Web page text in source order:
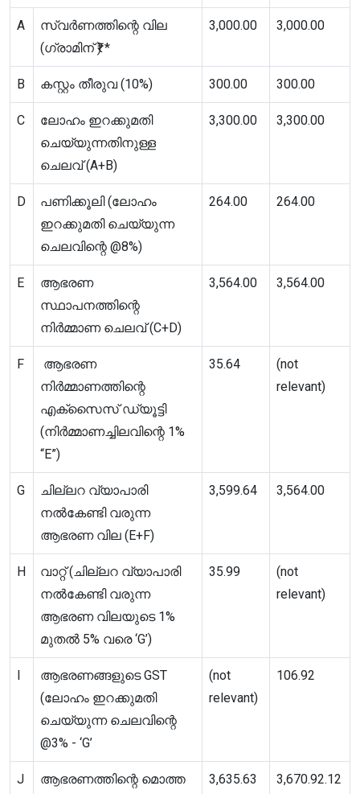
A
സ്വർണത്തിന്റെ വില
(ഗ്രാമിന് ₹) *
3,000.00 3,000.00
B കസ്റ്റം തീരുവ (10%) 300.00 300.00
C
ലോഹം ഇറക്കുമതി
ചെയ്യുന്നതിനുള്ള
ചെലവ് (A+B)
3,300.00 3,300.00
D
പണിക്കൂലി (ലോഹം
ഇറക്കുമതി ചെയ്യുന്ന
ചെലവിന്റെ @8%)
264.00 264.00
E
ആഭരണ
സ്ഥാപനത്തിന്റെ
നിർമ്മാണ ചെലവ് (C+D)
3,564.00 3,564.00
F
ആഭരണ
നിർമ്മാണത്തിന്റെ
എക്സൈസ് ഡ്യൂട്ടി
(നിർമ്മാണച്ചിലവിന്റെ 1%
“E”)
35.64
(not
relevant)
G
ചില്ലറ വ്യാപാരി
നൽകേണ്ടി വരുന്ന
ആഭരണ വില (E+F)
3,599.64 3,564.00
H
വാറ്റ് (ചില്ലറ വ്യാപാരി
നൽകേണ്ടി വരുന്ന
ആഭരണ വിലയുടെ 1%
മുതൽ 5% വരെ ‘G’)
35.99
(not
relevant)
I
ആഭരണങ്ങളുടെ GST
(ലോഹം ഇറക്കുമതി
ചെയ്യുന്ന ചെലവിന്റെ
@3% - ‘G’
(not
relevant)
106.92
J
ആഭരണത്തിന്റെ മൊത്ത
3,635.63 3,670.92.12